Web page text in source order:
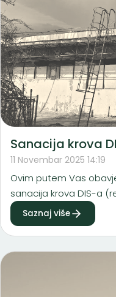
Sanacija krova
11 Novembar 2025 14:19
Ovim putem Vas
sanacija krova DIS-a
Saznaj više